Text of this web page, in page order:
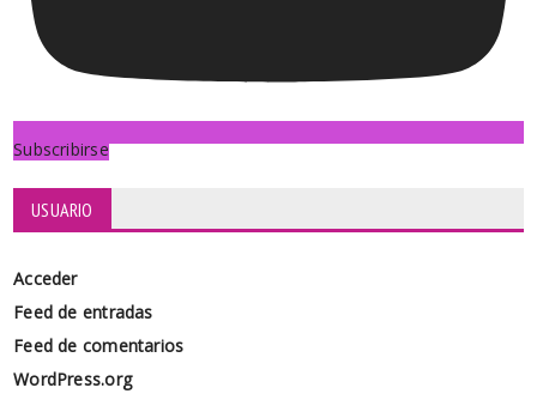
Subscribirse
USUARIO
Acceder
Feed de entradas
Feed de comentarios
WordPress.org